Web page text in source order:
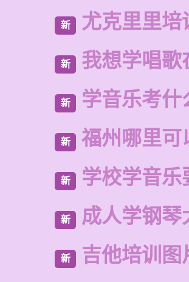
新 尤克里里培
新 我想学唱歌
新 学音乐考什
新 福州哪里可
新 学校学音乐
新 成人学钢琴
新 吉他培训图